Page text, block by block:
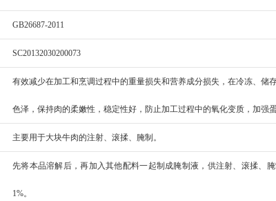
GB26687-2011
SC20132030200073
有效减少在加工和烹调过程中的重量损失和营养成分损失，在冷冻、储
色泽，保持肉的柔嫩性，稳定性好，防止加工过程中的氧化变质，加强
主要用于大块牛肉的注射、滚揉、腌制。
先将本品溶解后，再加入其他配料一起制成腌制液，供注射、滚揉、
1%。